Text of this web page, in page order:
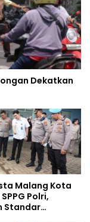
Dekatkan
Malang Kota
Polri,
Standar